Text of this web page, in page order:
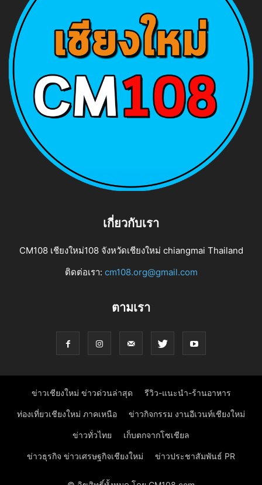
เกี่ยวกับเรา
CM108 เชียงใหม่108 จังหวัดเชียงใหม่ chiangmai Thailand
ติดต่อเรา: cm108.org@gmail.com
ตามเรา
ข่าวเชียงใหม่ ข่าวด่วนล่าสุด รีวิว-แนะนำ-ร้านอาหาร
ท่องเที่ยวเชียงใหม่ ภาคเหนือ ข่าวกิจกรรม งานอีเวนท์เชียงใหม่
ข่าวทั่วไทย เก็บตกจากโซเชียล
ข่าวธุรกิจ ข่าวเศรษฐกิจเชียงใหม่ ข่าวประชาสัมพันธ์ PR